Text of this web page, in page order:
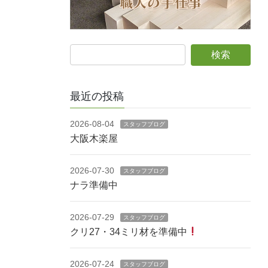
最近の投稿
2026-08-04 スタッフブログ
大阪木楽屋
2026-07-30 スタッフブログ
ナラ準備中
2026-07-29 スタッフブログ
クリ27・34ミリ材を準備中
2026-07-24 スタッフブログ